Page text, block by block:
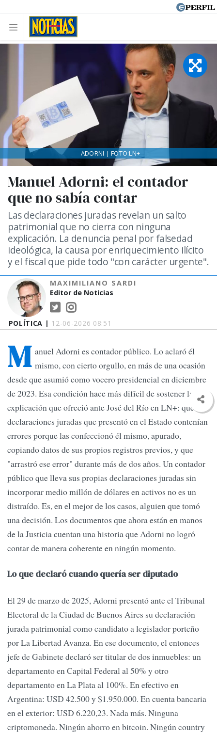
POLÍTICA | 12-06-2026 08:51
Manuel Adorni: el contador
que no sabía contar
Las declaraciones juradas revelan un salto
patrimonial que no cierra con ninguna
explicación. La denuncia penal por falsedad
ideológica, la causa por enriquecimiento ilícito
y el fiscal que pide todo "con carácter urgente".
MAXIMILIANO SARDI
Editor de Noticias
ADORNI | FOTO:LN+
M anuel Adorni es contador público. Lo aclaró él
mismo, con cierto orgullo, en más de una ocasión
desde que asumió como vocero presidencial en diciembre
de 2023. Esa condición hace más difícil de sostener la
explicación que ofreció ante José del Río en LN+: que las
declaraciones juradas que presentó en el Estado contenían
errores porque las confeccionó él mismo, apurado,
copiando datos de sus propios registros previos, y que
"arrastró ese error" durante más de dos años. Un contador
público que lleva sus propias declaraciones juradas sin
incorporar medio millón de dólares en activos no es un
distraído. Es, en el mejor de los casos, alguien que tomó
una decisión. Los documentos que ahora están en manos
de la Justicia cuentan una historia que Adorni no logró
contar de manera coherente en ningún momento.
Lo que declaró cuando quería ser diputado
El 29 de marzo de 2025, Adorni presentó ante el Tribunal
Electoral de la Ciudad de Buenos Aires su declaración
jurada patrimonial como candidato a legislador porteño
por La Libertad Avanza. En ese documento, el entonces
jefe de Gabinete declaró ser titular de dos inmuebles: un
departamento en Capital Federal al 50% y otro
departamento en La Plata al 100%. En efectivo en
Argentina: USD 42.500 y $1.950.000. En cuenta bancaria
en el exterior: USD 6.220,23. Nada más. Ninguna
criptomoneda. Ningún ahorro en bitcoin. Ningún country